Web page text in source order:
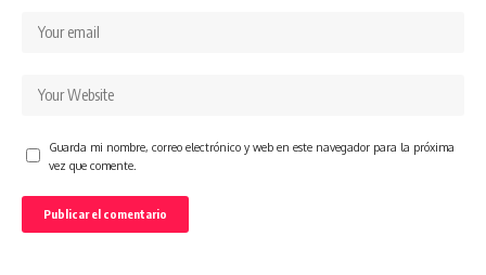
Guarda mi nombre, correo electrónico y web en este navegador para la próxima
vez que comente.